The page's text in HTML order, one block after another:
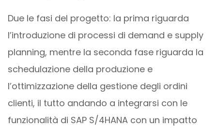
Due le fasi del progetto: la prima riguarda
l’introduzione di processi di demand e supply
planning, mentre la seconda fase riguarda la
schedulazione della produzione e
l’ottimizzazione della gestione degli ordini
clienti, il tutto andando a integrarsi con le
funzionalità di SAP S/4HANA con un impatto